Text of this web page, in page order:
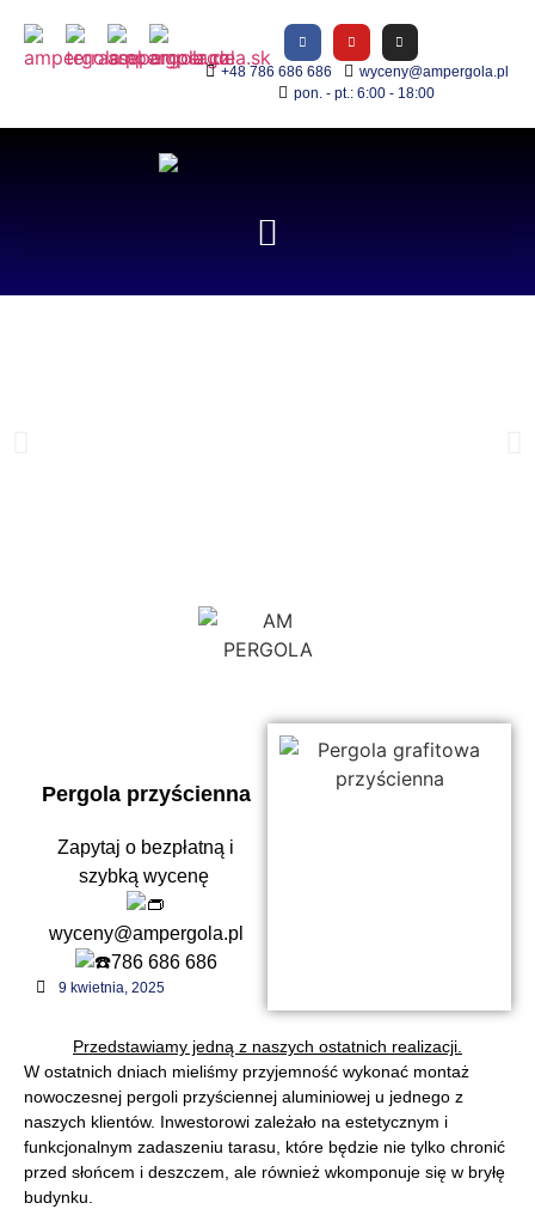
+48 786 686 686
wyceny@ampergola.pl
pon. - pt.: 6:00 - 18:00
PRODUCENT SYSTEMÓW ZADASZEŃ ALUMINIOWEJ
KONSTRUKCJI
zamykanym dachem oraz innowacyjnym systemem odprowadzania
wody
REALIZACJA DO 4 TYGODNI !!
TEL. : 786 686 686
Pergola przyścienna
Zapytaj o bezpłatną i
szybką wycenę
wyceny@ampergola.pl
786 686 686
9 kwietnia, 2025
Przedstawiamy jedną z naszych ostatnich realizacji.
W ostatnich dniach mieliśmy przyjemność wykonać montaż
nowoczesnej pergoli przyściennej aluminiowej u jednego z
naszych klientów. Inwestorowi zależało na estetycznym i
funkcjonalnym zadaszeniu tarasu, które będzie nie tylko chronić
przed słońcem i deszczem, ale również wkomponuje się w bryłę
budynku.